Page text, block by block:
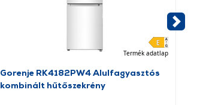
Termék adatlap
Gorenje RK4182PW4 Alulfagyasztós
kombinált hűtőszekrény